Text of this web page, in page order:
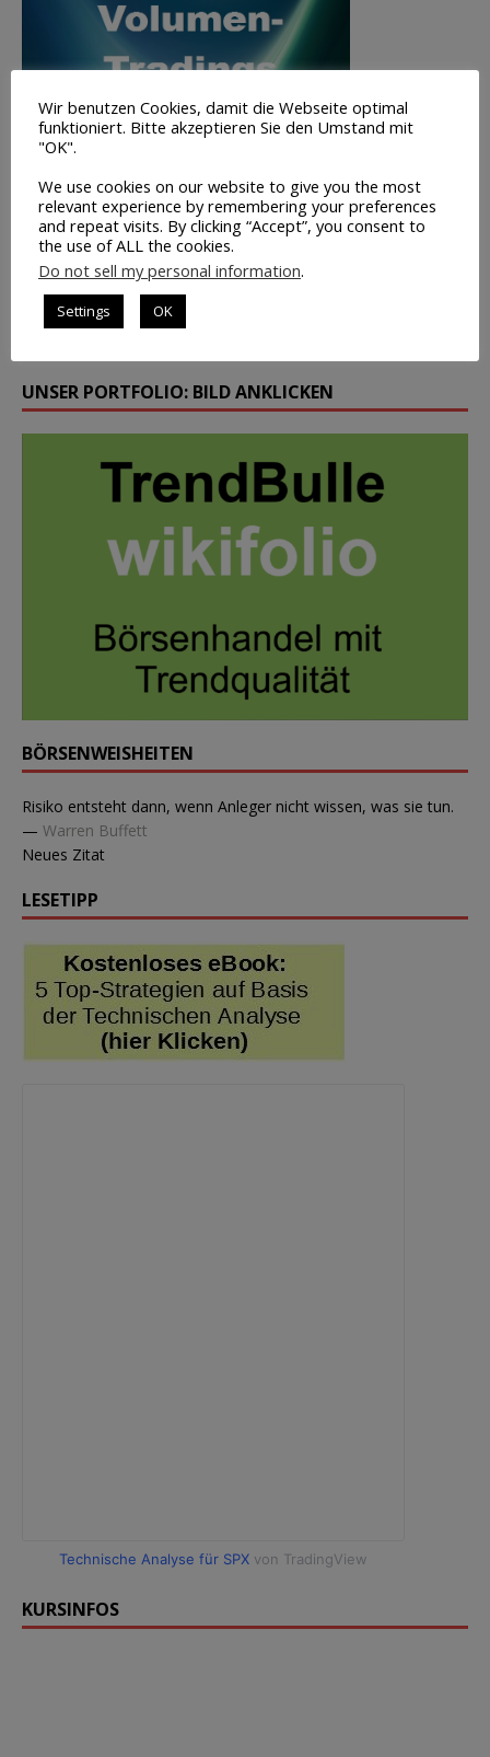
Trading
INFO
UNSER PORTFOLIO: BILD ANKLICKEN
BÖRSENWEISHEITEN
Risiko entsteht dann, wenn Anleger nicht wissen, was sie tun.
— Warren Buffett
Neues Zitat
LESETIPP
Technische Analyse für SPX von TradingView
KURSINFOS
Wir benutzen Cookies, damit die Webseite optimal
funktioniert. Bitte akzeptieren Sie den Umstand mit
"OK".
We use cookies on our website to give you the most
relevant experience by remembering your preferences
and repeat visits. By clicking “Accept”, you consent to
the use of ALL the cookies.
Do not sell my personal information.
Settings OK